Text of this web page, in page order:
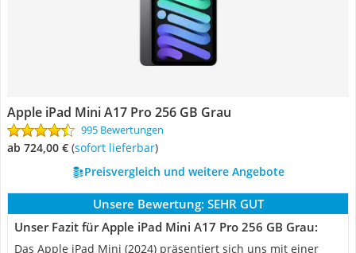
Apple iPad Mini A17 Pro 256 GB Grau
995 Bewertungen
ab 724,00 € ( Sofort lieferbar)
Preisvergleich und weitere Angebote
Unsere Bewertung: SEHR GUT
Unser Fazit für Apple iPad Mini A17 Pro 256 GB Grau:
Das Apple iPad Mini (2024) präsentiert sich uns mit einer